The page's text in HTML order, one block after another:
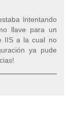
intentando
llave para un
IIS a la cual no
ya pude